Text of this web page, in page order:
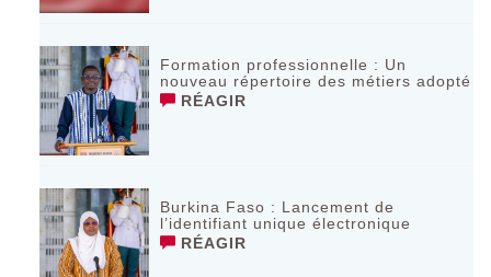
Formation professionnelle : Un
nouveau répertoire des métiers adopté
RÉAGIR
Burkina Faso : Lancement de
l’identifiant unique électronique
RÉAGIR